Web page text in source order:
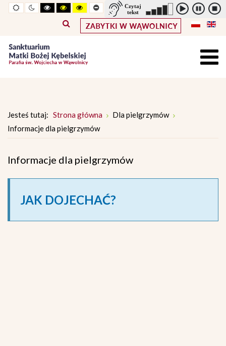
Widok
standardowy
Widok
nocny
Wysoki
kontrast
tryb
czarno
Wysoki
kontrast
tryb
czarno
Wysoki
kontrast
tryb
żółto
-
Pomniejszony
rozmiar
czcionki
Powiększony
rozmiar
czcionki
Zwiększ
odstępy
pomiędzy
literami
Standarowy
rozmiar
czcionki
Jesteś tutaj: Strona główna
Dla pielgrzymów
Informacje dla pielgrzymów
Informacje dla pielgrzymów
JAK DOJECHAĆ?